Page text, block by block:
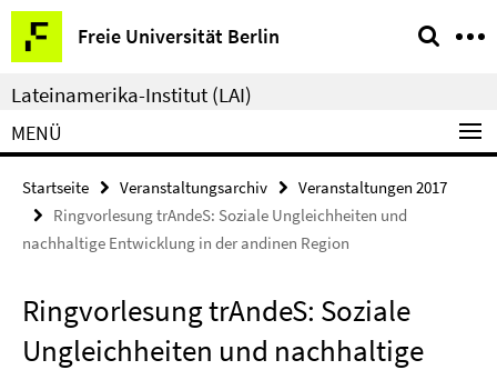
Springe
direkt
zu
Inhalt
Freie Universität Berlin
Service-
Navigation
Lateinamerika-Institut (LAI)
MENÜ
Startseite Veranstaltungsarchiv
Veranstaltungen 2017
Ringvorlesung trAndeS: Soziale Ungleichheiten und
nachhaltige Entwicklung in der andinen Region
Ringvorlesung trAndeS: Soziale
Ungleichheiten und nachhaltige